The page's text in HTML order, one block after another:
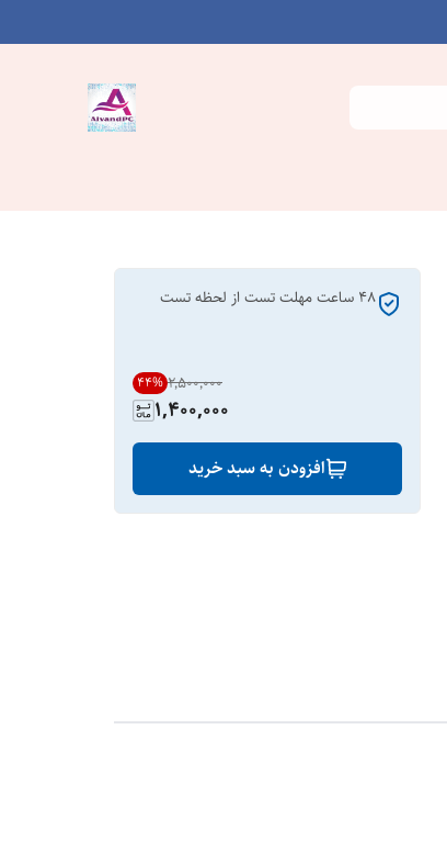
۴۸ ساعت مهلت تست از لحظه تست
۲٬۵۰۰٬۰۰۰ 44%
1,400,000
افزودن به سبد خرید